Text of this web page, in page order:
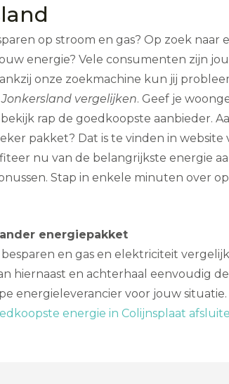
op stroom en gas? Op zoek naar
energie? Vele consumenten zijn jou
onze zoekmachine kun jij
vergelijken. Geef je
rap de goedkoopste aanbieder.
pakket? Dat is te vinden in website
nu van de belangrijkste energie
Stap in enkele minuten over
energiepakket
en gas en elektriciteit
hiernaast en achterhaal eenvoudig
energieleverancier voor jouw situatie.
energie in Colijnsplaat